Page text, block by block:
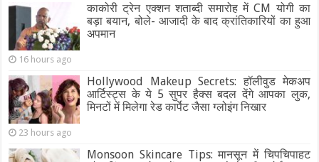
काकोरी ट्रेन एक्शन शताब्दी समारोह में CM योगी का
बड़ा बयान, बोले- आजादी के बाद क्रांतिकारियों का हुआ
अपमान
16 hours ago
Hollywood Makeup Secrets: हॉलीवुड मेकअप
आर्टिस्ट्स के ये 5 सुपर हैक्स बदल देंगे आपका लुक,
मिनटों में मिलेगा रेड कार्पेट जैसा ग्‍लोइंग निखार
23 hours ago
Monsoon Skincare Tips: मानसून में चिपचिपाहट